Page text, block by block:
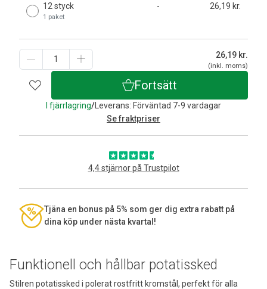
Funktionell och hållbar potatissked
Stilren potatissked i polerat rostfritt kromstål, perfekt för alla
12 styck
1 paket
- 26,19 kr.
26,19 kr.
(inkl. moms)
Fortsätt
I fjärrlagring/ Leverans: Förväntad 7-9 vardagar
Se fraktpriser
4,4 stjärnor på Trustpilot
Tjäna en bonus på 5% som ger dig extra rabatt på
dina köp under nästa kvartal!